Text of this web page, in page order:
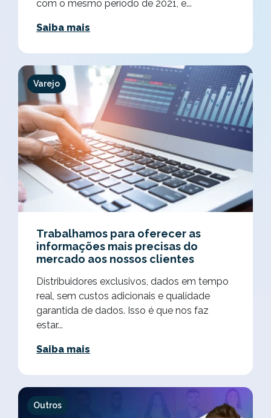
com o mesmo período de 2021, e...
Saiba mais
Varejo
Trabalhamos para oferecer as
informações mais precisas do
mercado aos nossos clientes
Distribuidores exclusivos, dados em tempo
real, sem custos adicionais e qualidade
garantida de dados. Isso é que nos faz
estar...
Saiba mais
Outros